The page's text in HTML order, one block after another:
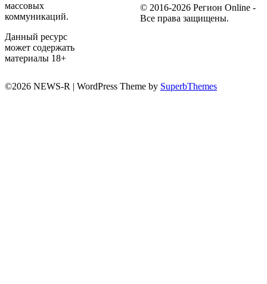
массовых
коммуникаций.
Данный ресурс
может содержать
материалы 18+
© 2016-2026 Регион Online -
Все права защищены.
©2026 NEWS-R | WordPress Theme by SuperbThemes